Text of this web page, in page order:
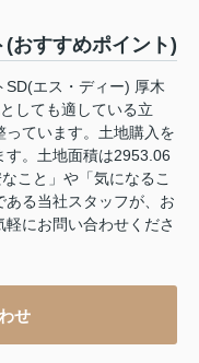
おすすめポイント)
エス・ディー) 厚木
しても適している立
ています。土地購入を
す。土地面積は2953.06
こと」や「気になるこ
ある当社スタッフが、お
にお問い合わせくださ
せ